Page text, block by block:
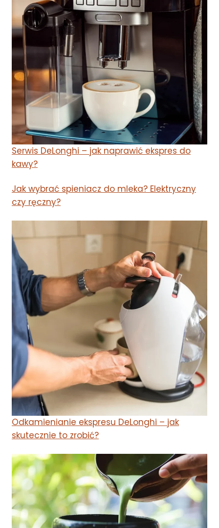
Serwis DeLonghi – jak naprawić ekspres do
kawy?
Jak wybrać spieniacz do mleka? Elektryczny
czy ręczny?
Odkamienianie ekspresu DeLonghi – jak
skutecznie to zrobić?